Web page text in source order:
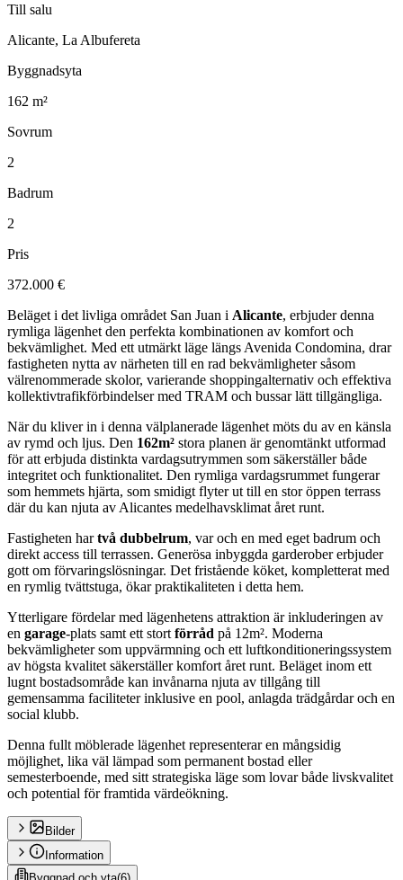
Till salu
Alicante, La Albufereta
Byggnadsyta
162 m²
Sovrum
2
Badrum
2
Pris
372.000 €
Beläget i det livliga området San Juan i Alicante, erbjuder denna
rymliga lägenhet den perfekta kombinationen av komfort och
bekvämlighet. Med ett utmärkt läge längs Avenida Condomina, drar
fastigheten nytta av närheten till en rad bekvämligheter såsom
välrenommerade skolor, varierande shoppingalternativ och effektiva
kollektivtrafikförbindelser med TRAM och bussar lätt tillgängliga.
När du kliver in i denna välplanerade lägenhet möts du av en känsla
av rymd och ljus. Den 162m² stora planen är genomtänkt utformad
för att erbjuda distinkta vardagsutrymmen som säkerställer både
integritet och funktionalitet. Den rymliga vardagsrummet fungerar
som hemmets hjärta, som smidigt flyter ut till en stor öppen terrass
där du kan njuta av Alicantes medelhavsklimat året runt.
Fastigheten hartvå dubbelrum, var och en med eget badrum och
direkt access till terrassen. Generösa inbyggda garderober erbjuder
gott om förvaringslösningar. Det fristående köket, kompletterat med
en rymlig tvättstuga, ökar praktikaliteten i detta hem.
Ytterligare fördelar med lägenhetens attraktion är inkluderingen av
en garage-plats samt ett stort förråd på 12m². Moderna
bekvämligheter som uppvärmning och ett luftkonditioneringssystem
av högsta kvalitet säkerställer komfort året runt. Beläget inom ett
lugnt bostadsområde kan invånarna njuta av tillgång till
gemensamma faciliteter inklusive en pool, anlagda trädgårdar och en
social klubb.
Denna fullt möblerade lägenhet representerar en mångsidig
möjlighet, lika väl lämpad som permanent bostad eller
semesterboende, med sitt strategiska läge som lovar både livskvalitet
och potential för framtida värdeökning.
Bilder
Information